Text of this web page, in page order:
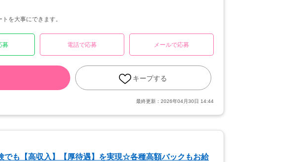
を大事にできます。
募 電話で応募 メールで応募
キープする
最終更新： 2026年04月30日 14:44
でも【高収入】【厚待遇】を実現☆各種高額バックもお給